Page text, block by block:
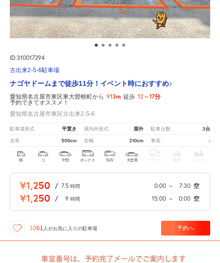
ID:310017294
古出来2-5-6駐車場
ナゴヤドームまで徒歩11分！イベント時におすすめ♪
愛知県名古屋市東区東大曽根町から 913m 徒歩 12～17分
予約できてオススメ！
愛知県名古屋市東区古出来2-5-6
駐車場形式 平置き 屋内外形式 屋外 駐車台数 3台
全長 500cm 全幅 210cm 車高 -
軽 コ 中型 ボックス SUV 大型車 トラック 原付 バイク
¥1,250 / 7.5 時間 0:00 ～ 7:30 空
¥1,250 / 9 時間 15:00 ～ 0:00 空
1061 人がお気に入りの駐車場 予約へ